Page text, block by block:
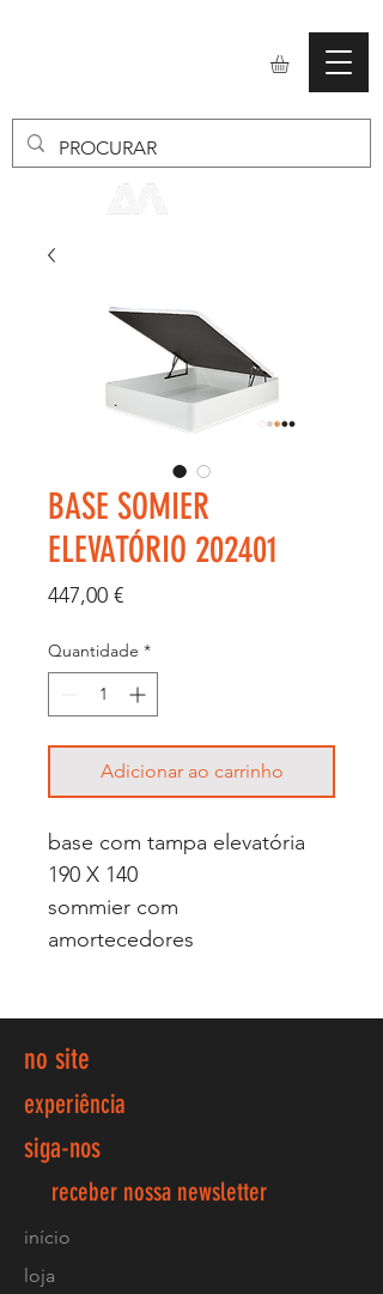
BASE SOMIER
ELEVATÓRIO 202401
447,00 €Preço
Quantidade *
Adicionar ao carrinho
base com tampa elevatória
190 X 140
sommier com
amortecedores
no site
experiência
siga-nos
receber nossa newsletter
início
loja